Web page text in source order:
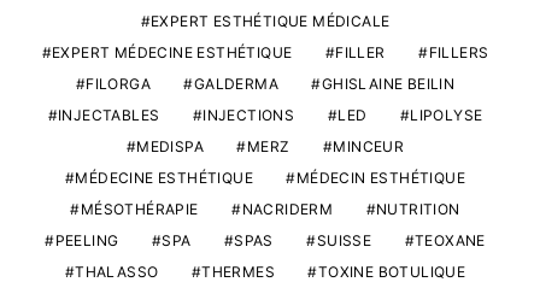
EXPERT ESTHÉTIQUE MÉDICALE
EXPERT MÉDECINE ESTHÉTIQUE
FILLER
FILLERS
FILORGA
GALDERMA
GHISLAINE BEILIN
INJECTABLES
INJECTIONS LED
LIPOLYSE
MEDISPA
MERZ
MINCEUR
MÉDECINE ESTHÉTIQUE
MÉDECIN ESTHÉTIQUE
MÉSOTHÉRAPIE
NACRIDERM
NUTRITION
PEELING
SPA SPAS SUISSE
TEOXANE
THALASSO
THERMES
TOXINE BOTULIQUE